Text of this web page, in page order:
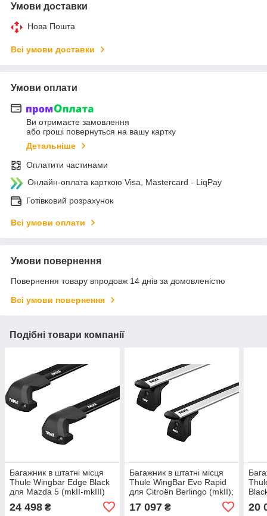
Умови доставки
Нова Пошта
Всі умови доставки
Умови оплати
Ви отримаєте замовлення
або гроші повернуться на вашу картку
Детальніше
Оплатити частинами
Онлайн-оплата карткою Visa, Mastercard - LiqPay
Готівковий розрахунок
Всі умови оплати
Умови повернення
Повернення товару впродовж 14 днів за домовленістю
Всі умови повернення
Подібні товари компанії
Багажник в штатні місця
Thule Wingbar Edge Black
для Mazda 5 (mkII-mkIII)
2004-2018 / Biante (mkI)
2008-2018; Nissan Lafesta
24 498 ₴
Багажник в штатні місця
Thule WingBar Evo Rapid
для Citroën Berlingo (mkII);
2008-2018 (TH 7113-751-
17 097₴ 20